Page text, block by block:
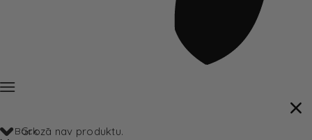
Grozā nav produktu.
Back